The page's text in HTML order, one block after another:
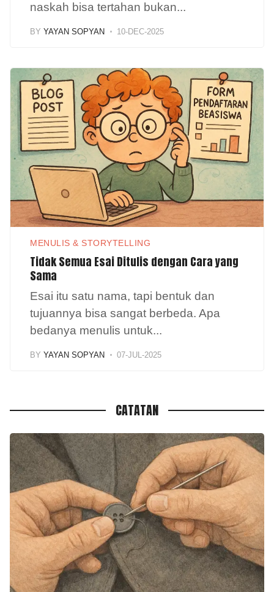
naskah bisa tertahan bukan...
BY YAYAN SOPYAN 10-DEC-2025
MENULIS & STORYTELLING
Tidak Semua Esai Ditulis dengan Cara yang
Sama
Esai itu satu nama, tapi bentuk dan
tujuannya bisa sangat berbeda. Apa
bedanya menulis untuk...
BY YAYAN SOPYAN 07-JUL-2025
CATATAN